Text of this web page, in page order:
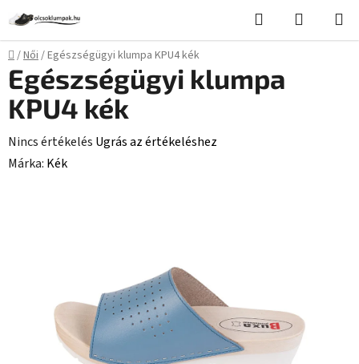
fő
tartalomhoz
Keresés KOSÁR
Kezdőlap
/Női/Egészségügyi klumpa KPU4 kék
Egészségügyi klumpa
KPU4 kék
A
termék
Nincs értékelés Ugrás az értékeléshez
Márka: Kék